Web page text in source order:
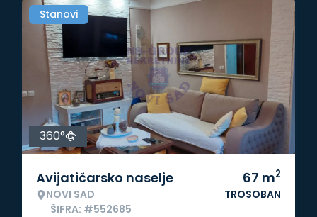
Stanovi
360°
Avijatičarsko naselje
NOVI SAD
ŠIFRA: #552685
67 m2
TROSOBAN